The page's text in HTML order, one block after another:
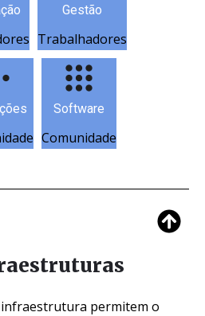
Gestão
Trabalhadores
Software
Comunidade
infraestrutura permitem o